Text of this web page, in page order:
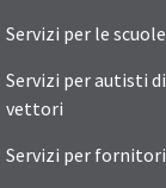
Servizi per le scuole
Servizi per autisti di
vettori
Servizi per fornitori